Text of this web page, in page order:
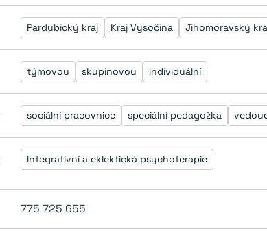
Pardubický kraj Kraj Vysočina Jihomoravský
týmovou skupinovou individuální
sociální pracovnice speciální pedagožka
Integrativní a eklektická psychoterapie
775 725 655